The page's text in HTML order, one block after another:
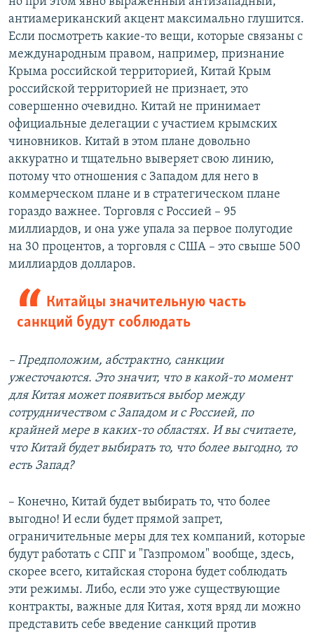
антиамериканский акцент максимально глушится.
Если посмотреть какие-то вещи, которые связаны с
международным правом, например, признание
Крыма российской территорией, Китай Крым
российской территорией не признает, это
совершенно очевидно. Китай не принимает
официальные делегации с участием крымских
чиновников. Китай в этом плане довольно
аккуратно и тщательно выверяет свою линию,
потому что отношения с Западом для него в
коммерческом плане и в стратегическом плане
гораздо важнее. Торговля с Россией – 95
миллиардов, и она уже упала за первое полугодие
на 30 процентов, а торговля с США – это свыше 500
миллиардов долларов.
Китайцы значительную часть
санкций будут соблюдать
– Предположим, абстрактно, санкции
ужесточаются. Это значит, что в какой-то момент
для Китая может появиться выбор между
сотрудничеством с Западом и с Россией, по
крайней мере в каких-то областях. И вы считаете,
что Китай будет выбирать то, что более выгодно, то
есть Запад?
– Конечно, Китай будет выбирать то, что более
выгодно! И если будет прямой запрет,
ограничительные меры для тех компаний, которые
будут работать с СПГ и "Газпромом" вообще, здесь,
скорее всего, китайская сторона будет соблюдать
эти режимы. Либо, если это уже существующие
контракты, важные для Китая, хотя вряд ли можно
представить себе введение санкций против